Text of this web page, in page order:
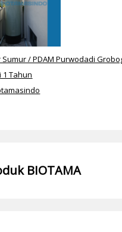
Sumur / PDAM Purwodadi
1 Tahun
BIOTAMA